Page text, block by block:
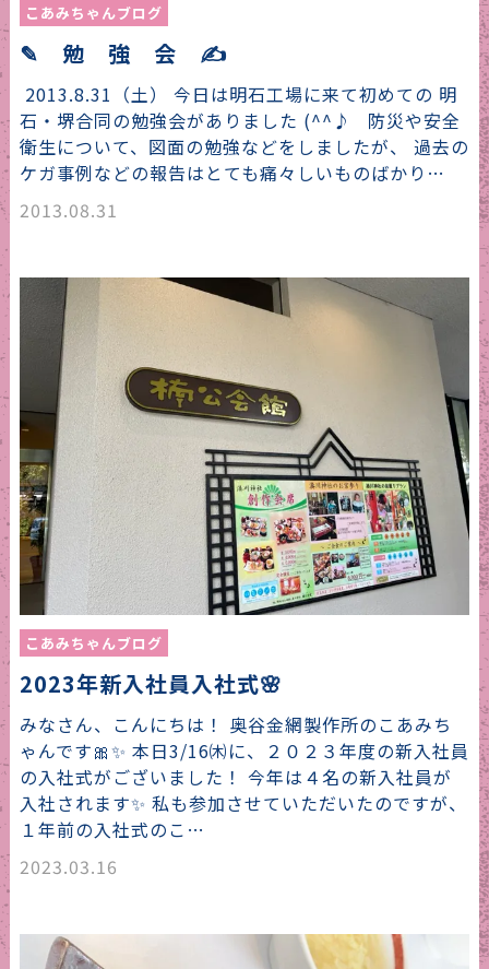
こあみちゃんブログ
✎ 勉 強 会 ✍
2013.8.31（土） 今日は明石工場に来て初めての 明
石・堺合同の勉強会がありました (^^♪ 防災や安全
衛生について、図面の勉強などをしましたが、 過去の
ケガ事例などの報告はとても痛々しいものばかり…
2013.08.31
こあみちゃんブログ
2023年新入社員入社式🌸
みなさん、こんにちは！ 奥谷金網製作所のこあみち
ゃんです🎀✨ 本日3/16㈭に、２０２３年度の新入社員
の入社式がございました！ 今年は４名の新入社員が
入社されます✨ 私も参加させていただいたのですが、
１年前の入社式のこ…
2023.03.16